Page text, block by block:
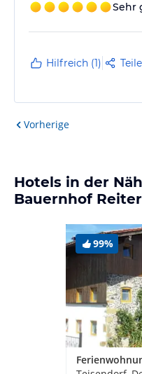
Sehr
Hilfreich (1)
Vorherige
Hotels in der
Bauernhof
99%